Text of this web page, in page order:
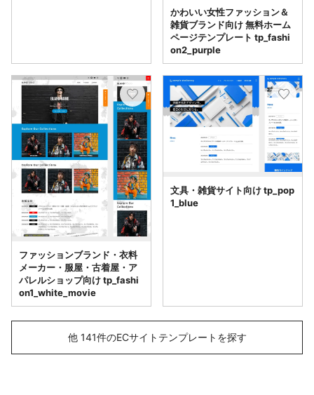
かわいい女性ファッション＆
雑貨ブランド向け 無料ホーム
ページテンプレート tp_fashi
on2_purple
ファッションブランド・衣料
メーカー・服屋・古着屋・ア
パレルショップ向け tp_fashi
on1_white_movie
文具・雑貨サイト向け tp_pop
1_blue
他 141件のECサイトテンプレートを探す